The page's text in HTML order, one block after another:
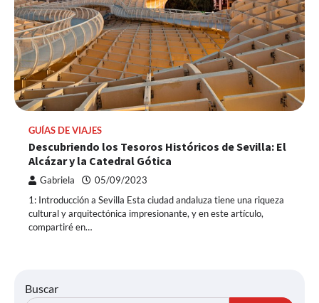
GUÍAS DE VIAJES
Descubriendo los Tesoros Históricos de Sevilla: El
Alcázar y la Catedral Gótica
Gabriela 05/09/2023
1: Introducción a Sevilla Esta ciudad andaluza tiene una riqueza
cultural y arquitectónica impresionante, y en este artículo,
compartiré en…
Buscar